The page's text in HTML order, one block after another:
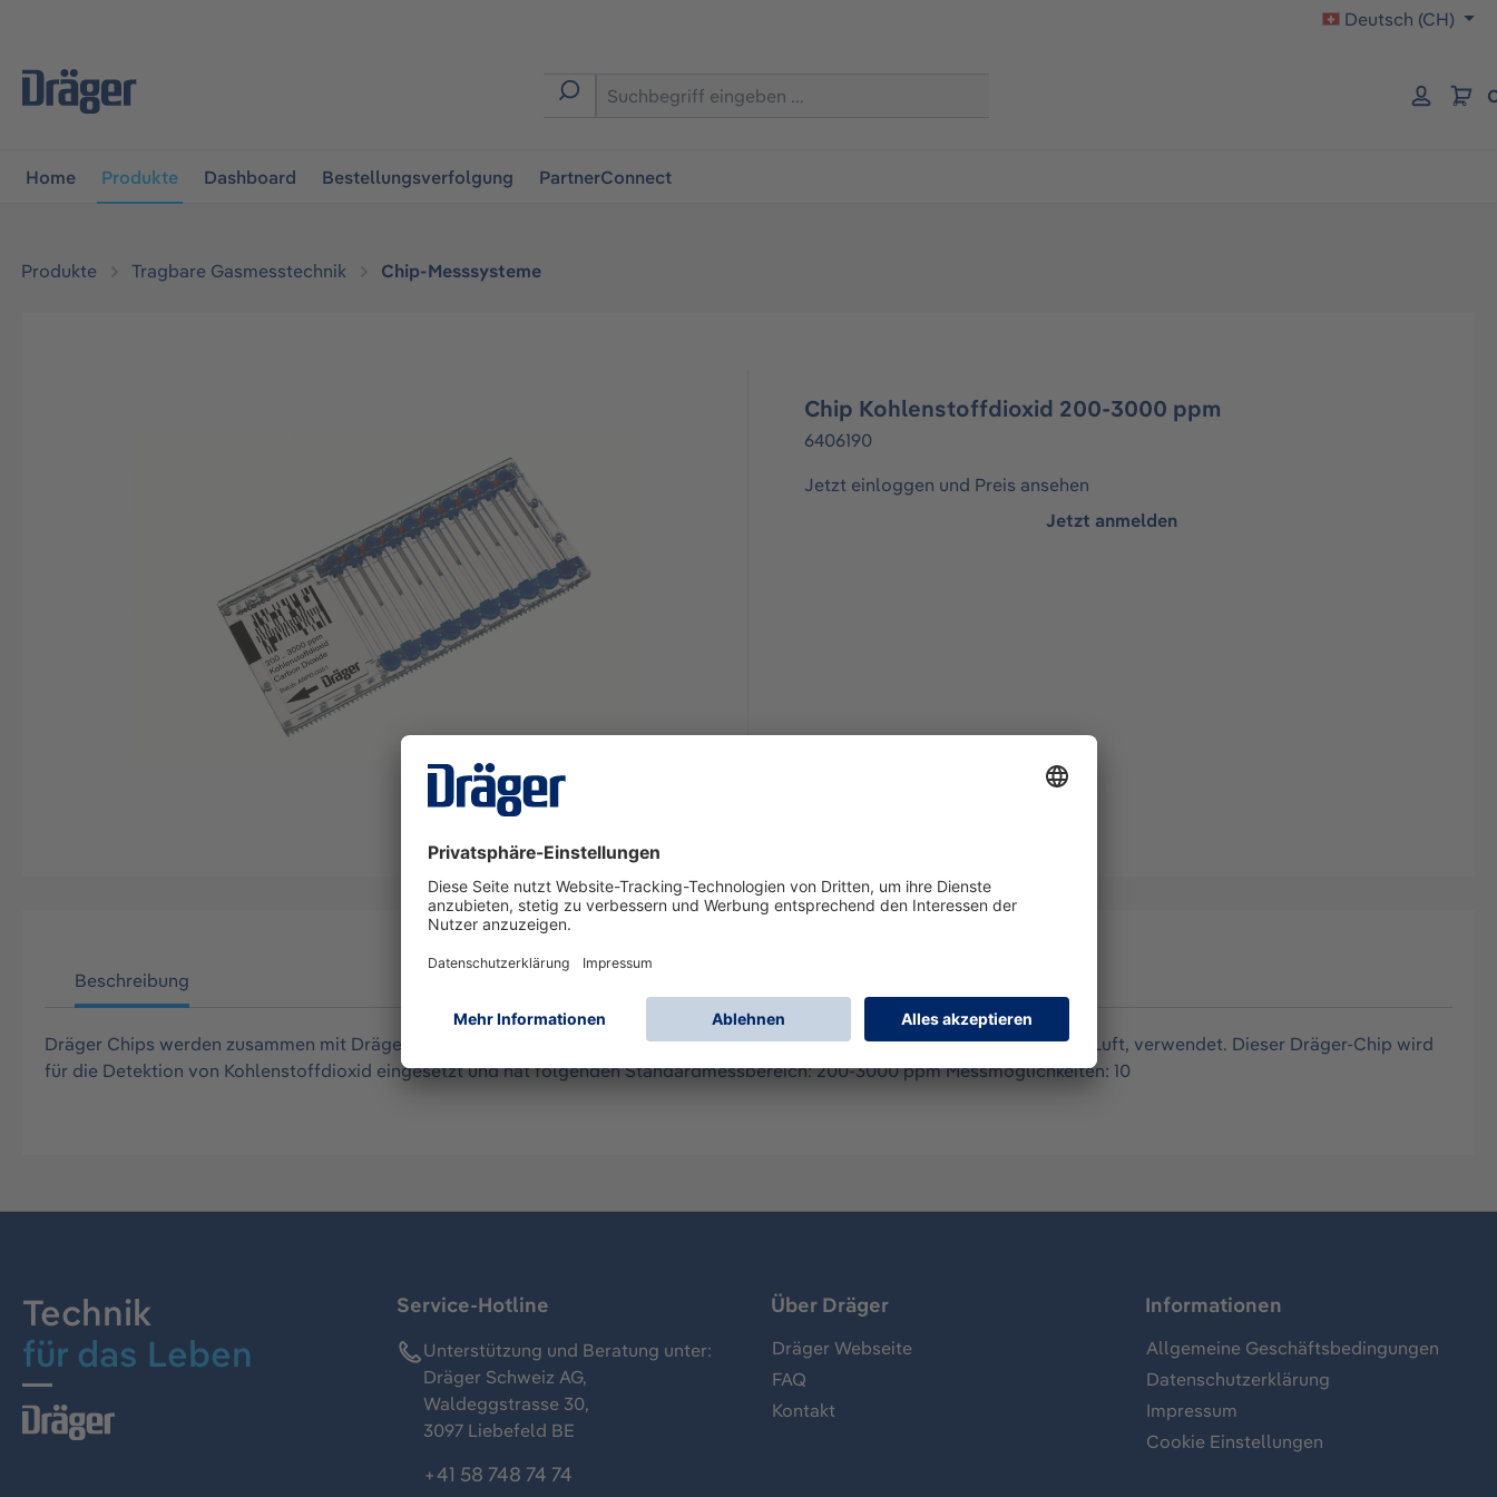
Deutsch (CH)
Home Produkte Dashboard Bestellungsverfolgung PartnerConnect
Produkte Tragbare Gasmesstechnik Chip-Messsysteme
Chip Kohlenstoffdioxid 200-3000 ppm
6406190
Jetzt einloggen und Preis ansehen
Jetzt anmelden
Beschreibung
Dräger Chips werden zusammen mit Dräger CMS (Chip-Mess-System) für Messungen von Gasen und Dämpfen, in der Regel in Luft, verwendet. Dieser Dräger-Chip wird
für die Detektion von Kohlenstoffdioxid eingesetzt und hat folgenden Standardmessbereich: 200-3000 ppm Messmöglichkeiten: 10
Technik
für das Leben
Service-Hotline
Unterstützung und Beratung unter:
Dräger Schweiz AG,
Waldeggstrasse 30,
3097 Liebefeld BE
+41 58 748 74 74
Über Dräger
Dräger Webseite
FAQ
Kontakt
Informationen
Allgemeine Geschäftsbedingungen
Datenschutzerklärung
Impressum
Cookie Einstellungen